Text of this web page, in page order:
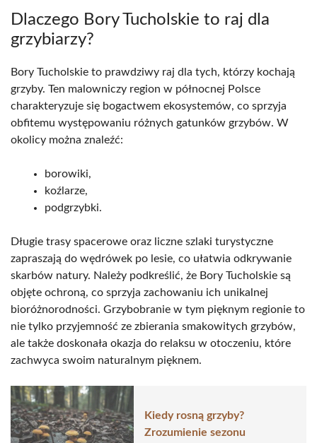
Dlaczego Bory Tucholskie to raj dla
grzybiarzy?
Bory Tucholskie to prawdziwy raj dla tych, którzy kochają
grzyby. Ten malowniczy region w północnej Polsce
charakteryzuje się bogactwem ekosystemów, co sprzyja
obfitemu występowaniu różnych gatunków grzybów. W
okolicy można znaleźć:
borowiki,
koźlarze,
podgrzybki.
Długie trasy spacerowe oraz liczne szlaki turystyczne
zapraszają do wędrówek po lesie, co ułatwia odkrywanie
skarbów natury. Należy podkreślić, że Bory Tucholskie są
objęte ochroną, co sprzyja zachowaniu ich unikalnej
bioróżnorodności. Grzybobranie w tym pięknym regionie to
nie tylko przyjemność ze zbierania smakowitych grzybów,
ale także doskonała okazja do relaksu w otoczeniu, które
zachwyca swoim naturalnym pięknem.
Kiedy rosną grzyby?
Zrozumienie sezonu